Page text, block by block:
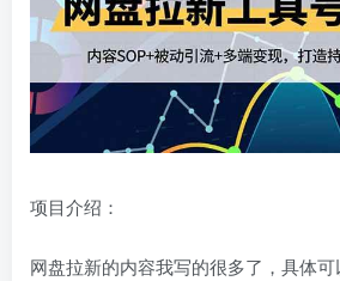
项目介绍：
网盘拉新的内容我写的很多了，具体